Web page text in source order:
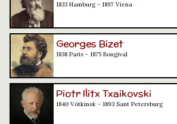
1833 Hamburg - 1897 Viena
Georges Bizet
1838 París - 1875 Bougival
Piotr Ilitx Txaikovski
1840 Vótkinsk - 1893 Sant Petersburg